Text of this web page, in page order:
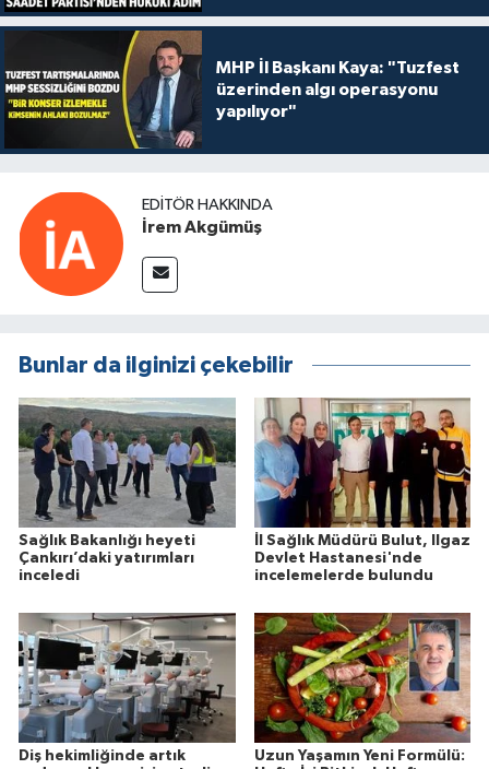
MHP İl Başkanı Kaya: "Tuzfest
üzerinden algı operasyonu
yapılıyor"
EDITÖR HAKKINDA
İrem Akgümüş
Bunlar da ilginizi çekebilir
Sağlık Bakanlığı heyeti
Çankırı’daki yatırımları
inceledi
İl Sağlık Müdürü Bulut, Ilgaz
Devlet Hastanesi'nde
incelemelerde bulundu
Diş hekimliğinde artık
Uzun Yaşamın Yeni Formülü: